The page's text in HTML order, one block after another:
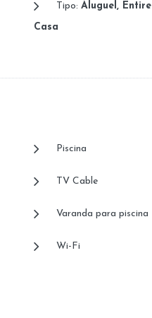
Tipo: Aluguel,
Casa
Piscina
TV Cable
Varanda para piscina
Wi-Fi